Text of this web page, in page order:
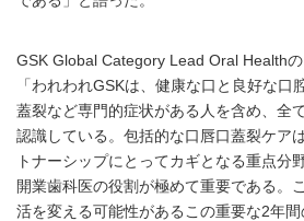
GSK Global Category Lead Oral Health
「われわれGSKは、健康な口と良好な口
蓋裂など専門的症状がある人を含め、全
認識している。包括的な口唇口蓋裂ケア
トナーシップにとってカギとなる重点分
開業歯科医の役割が極めて重要である。
活を変える可能性があるこの重要な2年